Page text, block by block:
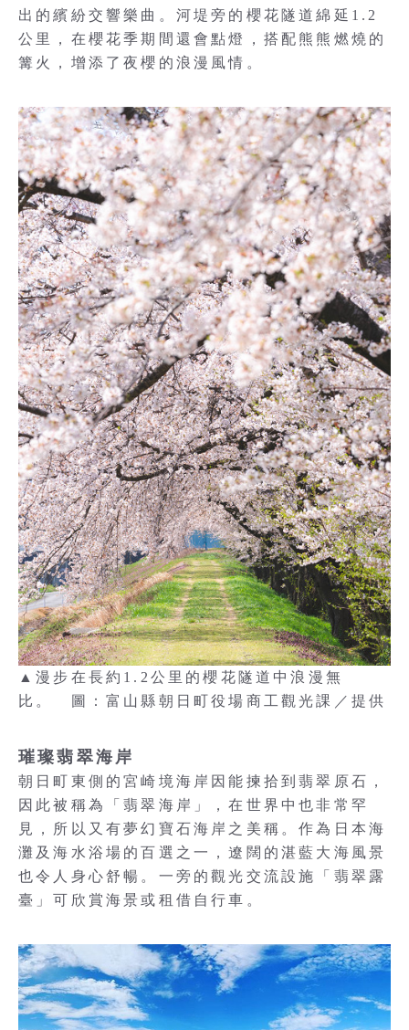
出的繽紛交響樂曲。河堤旁的櫻花隧道綿延1.2
公里，在櫻花季期間還會點燈，搭配熊熊燃燒的
篝火，增添了夜櫻的浪漫風情。
▲漫步在長約1.2公里的櫻花隧道中浪漫無
比。 圖：富山縣朝日町役場商工觀光課／提供
璀璨翡翠海岸
朝日町東側的宮崎境海岸因能揀拾到翡翠原石，
因此被稱為「翡翠海岸」，在世界中也非常罕
見，所以又有夢幻寶石海岸之美稱。作為日本海
灘及海水浴場的百選之一，遼闊的湛藍大海風景
也令人身心舒暢。一旁的觀光交流設施「翡翠露
臺」可欣賞海景或租借自行車。